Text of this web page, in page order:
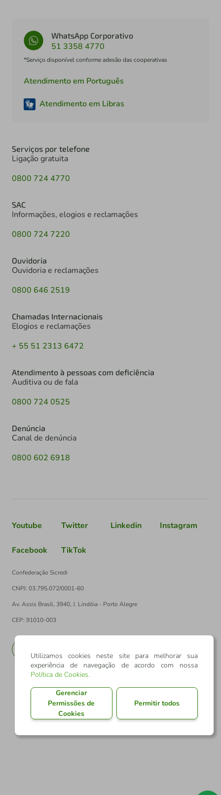
WhatsApp Corporativo
51 3358 4770
*Serviço disponível conforme adesão das cooperativas
Atendimento em Português
Atendimento em Libras
Serviços por telefone
Ligação gratuita
0800 724 4770
SAC
Informações, elogios e reclamações
0800 724 7220
Ouvidoria
Ouvidoria e reclamações
0800 646 2519
Chamadas Internacionais
Elogios e reclamações
+ 55 51 2313 6472
Atendimento à pessoas com deficiência
Auditiva ou de fala
0800 724 0525
Denúncia
Canal de denúncia
0800 602 6918
Youtube Twitter Linkedin Instagram
Facebook TikTok
Confederação Sicredi
CNPJ: 03.795.072/0001-60
Av. Assis Brasil, 3940, J. Lindóia - Porto Alegre
CEP: 91010-003
Utilizamos cookies neste site para melhorar sua
experiência de navegação de acordo com nossa
Política de Cookies.
Gerenciar
Permissões de
Cookies
Permitir todos